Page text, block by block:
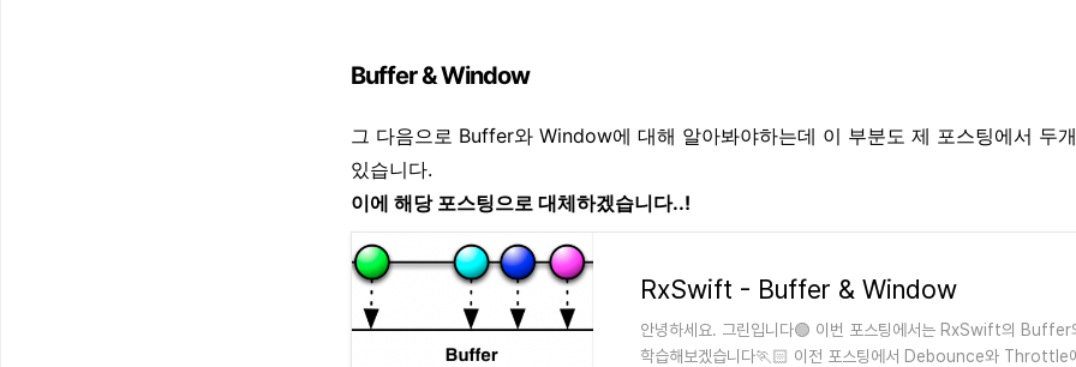
Buffer & Window
그 다음으로 Buffer와 Window에 대해 알아봐야하는데 이 부분도 제 포스팅에서 두
있습니다.
이에 해당 포스팅으로 대체하겠습니다..!
RxSwift - Buffer & Window
안녕하세요. 그린입니다🟢 이번 포스팅에서는 RxSwift의
학습해보겠습니다🏃🏻 이전 포스팅에서 Debounce와 Throttle